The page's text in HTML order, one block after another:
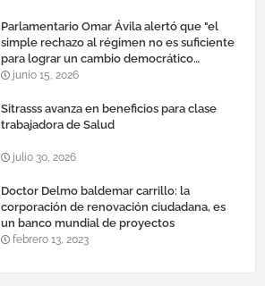
Parlamentario Omar Ávila alertó que "el
simple rechazo al régimen no es suficiente
para lograr un cambio democrático
efectivo"
junio 15, 2026
Sitrasss avanza en beneficios para clase
trabajadora de Salud
julio 30, 2026
Doctor Delmo baldemar carrillo: la
corporación de renovación ciudadana, es
un banco mundial de proyectos
febrero 13, 2023